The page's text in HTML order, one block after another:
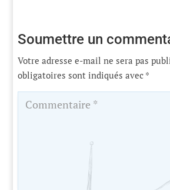
Soumettre un
Votre adresse e-mail ne sera pas
obligatoires sont indiqués avec *